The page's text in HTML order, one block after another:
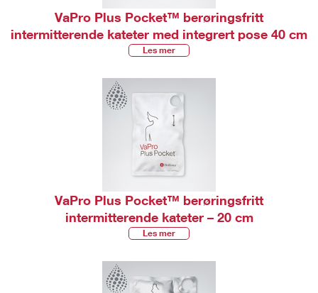
VaPro Plus Pocket™ berøringsfritt
intermitterende kateter med integrert pose 40 cm
Les mer
VaPro Plus Pocket™ berøringsfritt
intermitterende kateter – 20 cm
Les mer